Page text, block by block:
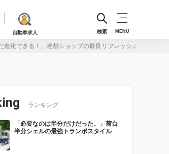
自動車求人 検索 MENU
進化できる！」老舗ショップの最良リフレッシュ＆チュー
ランキング
「必要なのは半分だけだった。」荷台
半分シェルの最強トランポスタイル